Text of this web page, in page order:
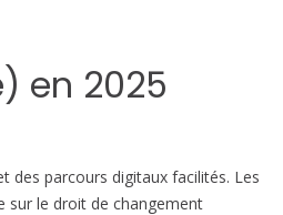
en 2025
des parcours digitaux facilités. Les
sur le droit de changement